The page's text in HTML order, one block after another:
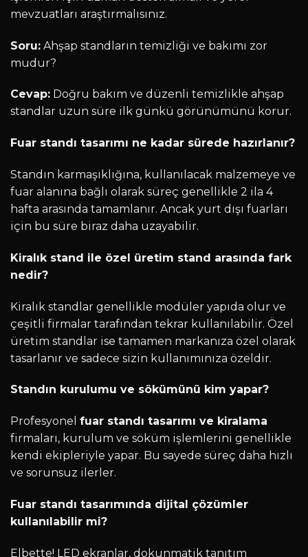
mevzuatları araştırmalısınız.
Soru: Ahşap standların temizliği ve bakımı zor
mudur?
Cevap: Doğru bakım ve düzenli temizlikle ahşap
standlar uzun süre ilk günkü görünümünü korur.
Fuar standı tasarımı ne kadar sürede hazırlanır?
Standın karmaşıklığına, kullanılacak malzemeye ve
fuar alanına bağlı olarak süreç genellikle 2 ila 4
hafta arasında tamamlanır. Ancak yurt dışı fuarları
için bu süre biraz daha uzayabilir.
Kiralık stand ile özel üretim stand arasında fark
nedir?
Kiralık standlar genellikle modüler yapıda olur ve
çeşitli firmalar tarafından tekrar kullanılabilir. Özel
üretim standlar ise tamamen markanıza özel olarak
tasarlanır ve sadece sizin kullanımınıza özeldir.
Standın kurulumu ve sökümünü kim yapar?
Profesyonel fuar standı tasarımı ve kiralama
firmaları, kurulum ve söküm işlemlerini genellikle
kendi ekipleriyle yapar. Bu sayede süreç daha hızlı
ve sorunsuz ilerler.
Fuar standı tasarımında dijital çözümler
kullanılabilir mi?
Elbette! LED ekranlar, dokunmatik tanıtım